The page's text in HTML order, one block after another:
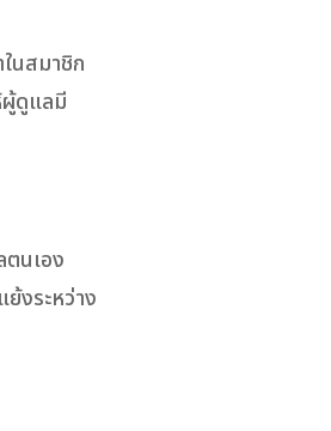
นสมาชิก
ผู้ดูแลมี
นเอง
งระหว่าง